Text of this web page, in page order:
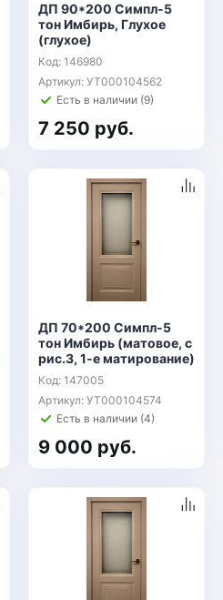
ДП 90*200 Симпл-5
тон Имбирь, Глухое
(глухое)
Код: 146980
Артикул: УТ000104562
Есть в наличии (9)
7 250 руб.
ДП 70*200 Симпл-5
тон Имбирь (матовое, с
рис.3, 1-е матирование)
Код: 147005
Артикул: УТ000104574
Есть в наличии (4)
9 000 руб.